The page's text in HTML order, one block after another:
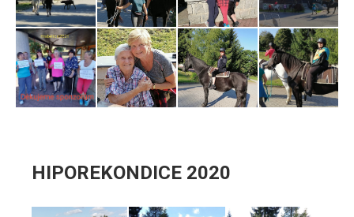
HIPOREKONDICE 2020